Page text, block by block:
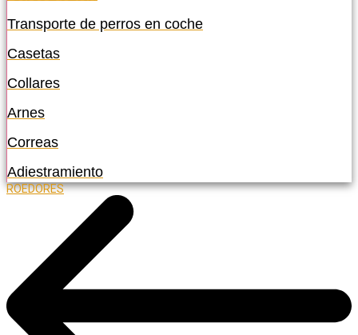
Transporte de perros en coche
Casetas
Collares
Arnes
Correas
Adiestramiento
ROEDORES